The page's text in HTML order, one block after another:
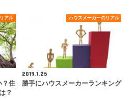
アル
？住
？
ハウスメーカーのリアル
2019.1.25
勝手にハウスメーカーランキング